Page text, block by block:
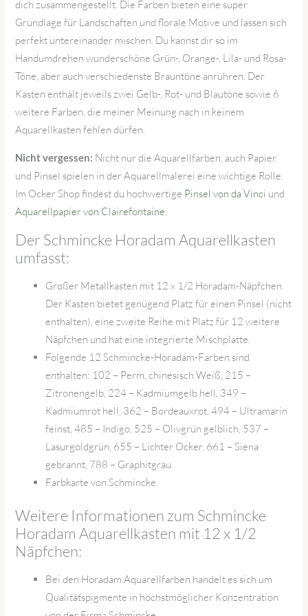
dich zusammengestellt. Die Farben bieten eine super
Grundlage für Landschaften und florale Motive und lassen sich
perfekt untereinander mischen. Du kannst dir so im
Handumdrehen wunderschöne Grün-, Orange-, Lila- und Rosa-
Töne, aber auch verschiedenste Brauntöne anrühren. Der
Kasten enthält jeweils zwei Gelb-, Rot- und Blautöne sowie 6
weitere Farben, die meiner Meinung nach in keinem
Aquarellkasten fehlen dürfen.
Nicht vergessen: Nicht nur die Aquarellfarben, auch Papier
und Pinsel spielen in der Aquarellmalerei eine wichtige Rolle.
Im Ocker Shop findest du hochwertige Pinsel von da Vinci und
Aquarellpapier von Clairefontaine.
Der Schmincke Horadam Aquarellkasten
umfasst:
Großer Metallkasten mit 12 x 1/2 Horadam-Näpfchen.
Der Kasten bietet genügend Platz für einen Pinsel (nicht
enthalten), eine zweite Reihe mit Platz für 12 weitere
Näpfchen und hat eine integrierte Mischplatte.
Folgende 12 Schmincke-Horadam-Farben sind
enthalten: 102 – Perm. chinesisch Weiß, 215 –
Zitronengelb, 224 – Kadmiumgelb hell, 349 –
Kadmiumrot hell, 362 – Bordeauxrot, 494 – Ultramarin
feinst, 485 – Indigo, 525 – Olivgrün gelblich, 537 –
Lasurgoldgrün, 655 – Lichter Ocker, 661 – Siena
gebrannt, 788 – Graphitgrau
Farbkarte von Schmincke.
Weitere Informationen zum Schmincke
Horadam Aquarellkasten mit 12 x 1/2
Näpfchen:
Bei den Horadam Aquarellfarben handelt es sich um
Qualitätspigmente in höchstmöglicher Konzentration